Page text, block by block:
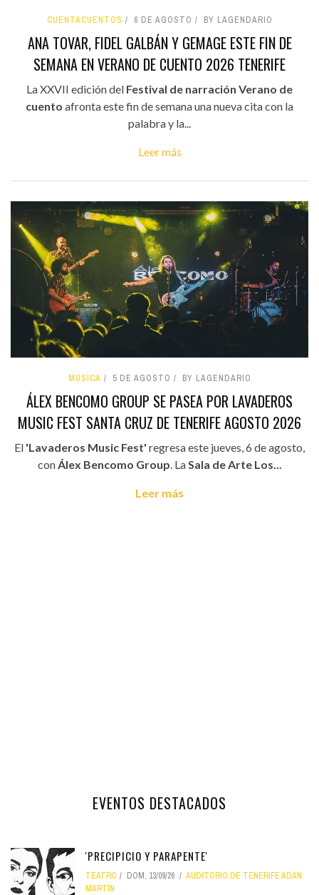
CUENTACUENTOS 6 DE AGOSTO BY LAGENDARIO
ANA TOVAR, FIDEL GALBÁN Y GEMAGE ESTE FIN DE
SEMANA EN VERANO DE CUENTO 2026 TENERIFE
La XXVII edición del Festival de narración Verano de
cuento afronta este fin de semana una nueva cita con la
palabra y la...
Leer más
MÚSICA 5 DE AGOSTO BY LAGENDARIO
ÁLEX BENCOMO GROUP SE PASEA POR LAVADEROS
MUSIC FEST SANTA CRUZ DE TENERIFE AGOSTO 2026
El 'Lavaderos Music Fest' regresa este jueves, 6 de agosto,
conÁlex Bencomo Group. LaSala de Arte Los...
Leer más
EVENTOS DESTACADOS
'PRECIPICIO Y PARAPENTE'
TEATRO DOM, 13/09/26
AUDITORIO DE TENERIFE ADÁN
MARTÍN